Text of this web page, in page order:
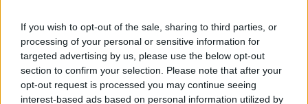
If you wish to opt-out of the sale, sharing to third parties, or
processing of your personal or sensitive information for
targeted advertising by us, please use the below opt-out
section to confirm your selection. Please note that after your
opt-out request is processed you may continue seeing
interest-based ads based on personal information utilized by
Serviceapply.